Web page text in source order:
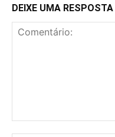
DEIXE UMA RESPOSTA